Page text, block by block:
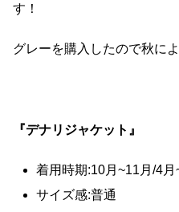
す！
グレーを購入したので秋に
『デナリジャケット』
着用時期:10月~11月/4月
サイズ感:普通